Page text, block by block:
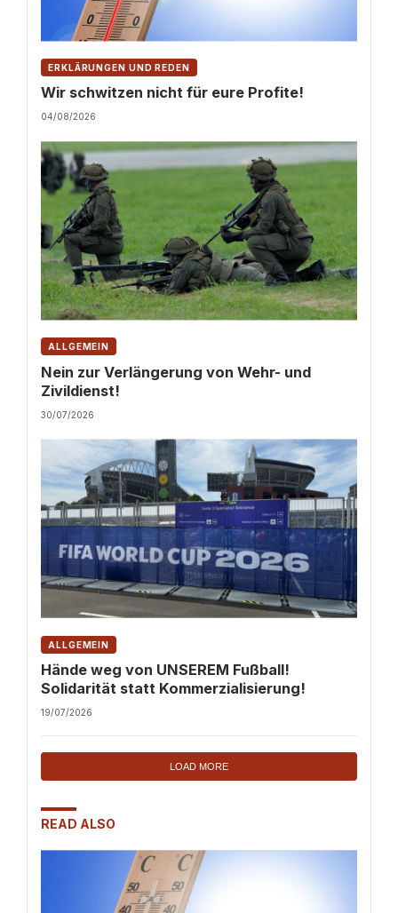
ERKLÄRUNGEN UND REDEN
Wir schwitzen nicht für eure Profite!
04/08/2026
ALLGEMEIN
Nein zur Verlängerung von Wehr- und
Zivildienst!
30/07/2026
ALLGEMEIN
Hände weg von UNSEREM Fußball!
Solidarität statt Kommerzialisierung!
19/07/2026
LOAD MORE
READ ALSO